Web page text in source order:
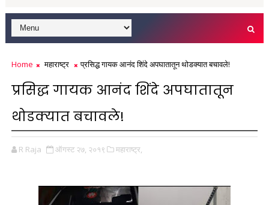
Home महाराष्ट्र प्रसिद्ध गायक आनंद शिंदे अपघातातून थोडक्यात बचावले!
प्रसिद्ध गायक आनंद शिंदे अपघातातून
थोडक्यात बचावले!
R Raja ऑगस्ट २७, २०१९ महाराष्ट्र,